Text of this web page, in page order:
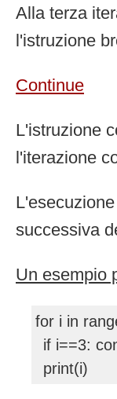
Alla terza
l'istruzione
Continue
L'istruzione
l'iterazione
successiva
Un esempio
for i in
if i==3:
print(i)